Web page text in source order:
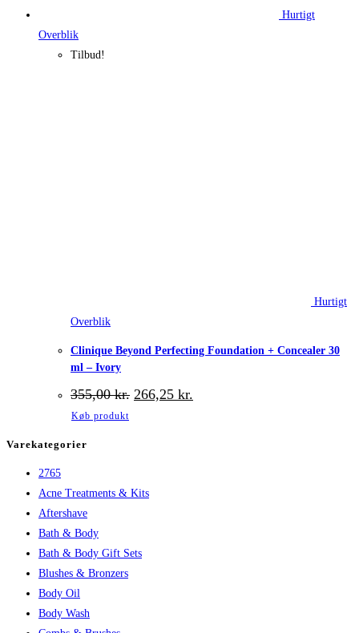
Hurtigt
Overblik
Tilbud!
Hurtigt
Overblik
Clinique Beyond Perfecting Foundation + Concealer 30
ml – Ivory
355,00kr. Den
oprindelige
266,25 kr.
aktuelle
Køb produkt
Varekategorier
2765
Acne Treatments & Kits
Aftershave
Bath & Body
Bath & Body Gift Sets
Blushes & Bronzers
Body Oil
Body Wash